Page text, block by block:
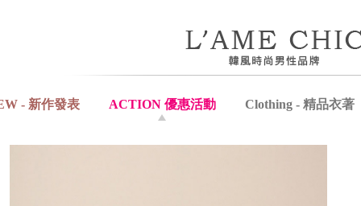
- 新作發表 ACTION 優惠活動 Clothing - 精品衣著